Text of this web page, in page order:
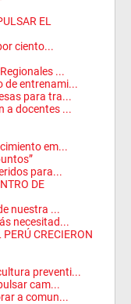
EL
ciento...
...
de entrenami...
para tra...
a docentes ...
em...
para...
DE
nuestra ...
necesitad...
CRECIERON
preventi...
cam...
a comun...